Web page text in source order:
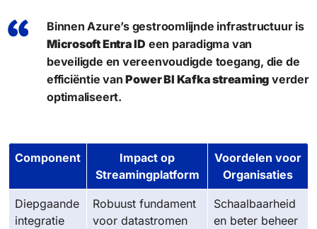
Binnen Azure’s gestroomlijnde infrastructuur is
Microsoft Entra ID een paradigma van
beveiligde en vereenvoudigde toegang, die de
efficiëntie vanPower BI Kafka streaming verder
optimaliseert.
Component
Impact op
Streamingplatform
Voordelen voor
Organisaties
Diepgaande
integratie
Robuust fundament
voor datastromen
Schaalbaarheid
en beter beheer